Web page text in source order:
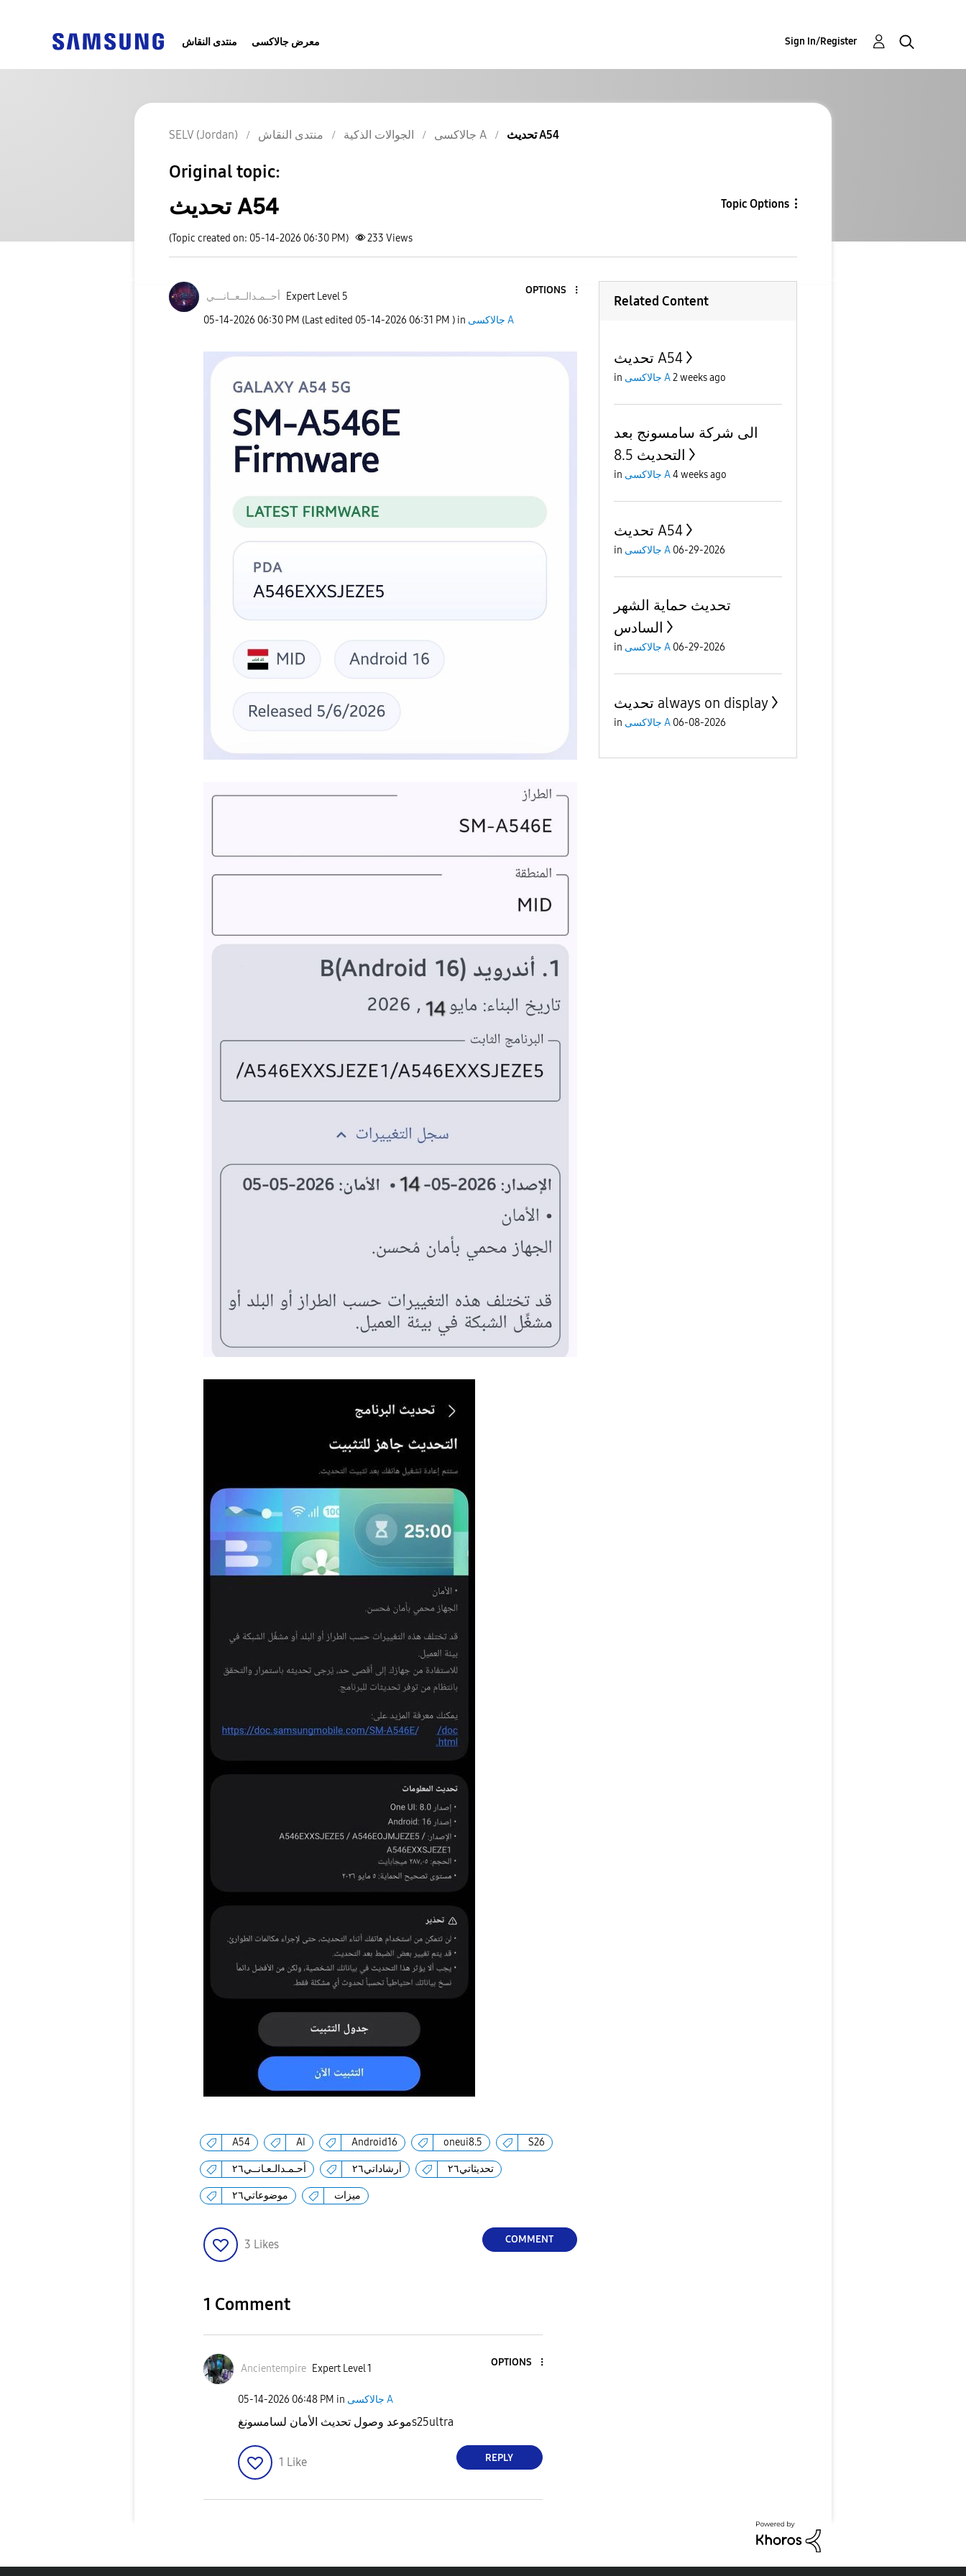
منتدى النقاش معرض جالاكسى Sign In/Register
SELV (Jordan) منتدى النقاش الجوالات الذكية جالاكسى A تحديث A54
Original topic:
تحديث A54 Topic Options
(Topic created on: 05-14-2026 06:30 PM) 233 Views
أحــمـدالــعــانـــي Expert Level 5
OPTIONS
‎05-14-2026 06:30 PM (Last edited ‎05-14-2026 06:31 PM ) in جالاكسى A
A54 AI Android16 oneui8.5 S26
أحـمـدالـعـانــي٢٦ أرشاداتي٢٦ تحديثاتي٢٦
موضوعاتي٢٦ ميزات
3 Likes COMMENT
1 Comment
Ancientempire Expert Level 1
OPTIONS
‎05-14-2026 06:48 PM in جالاكسى A
موعد وصول تحديث الأمان لسامسونغs25ultra
1 Like REPLY
Related Content
تحديث A54
in جالاكسى A2 weeks ago
الى شركة سامسونج بعد
التحديث 8.5
in جالاكسى A4 weeks ago
تحديث A54
in جالاكسى A 06-29-2026
تحديث حماية الشهر
السادس
in جالاكسى A 06-29-2026
تحديث always on display
in جالاكسى A 06-08-2026